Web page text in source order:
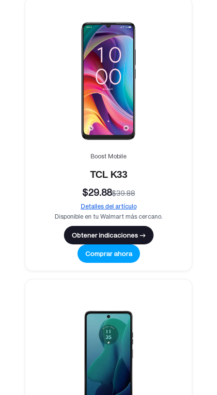
Boost Mobile
TCL K33
$29.88$39.88
Detalles del artículo
Disponible en tu Walmart más cercano.
Obtener indicaciones →
Comprar ahora